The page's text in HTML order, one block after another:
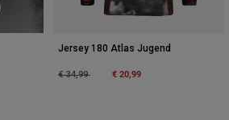
Jersey 180 Atlas Jugend
Price reduced from
€ 34,99to € 20,99